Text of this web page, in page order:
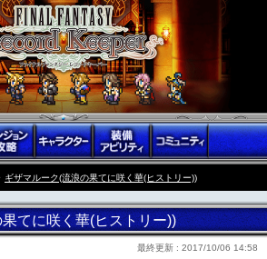
ギザマルーク(流浪の果てに咲く華(ヒストリー))
てに咲く華(ヒストリー))
最終更新 : 2017/10/06 14:58